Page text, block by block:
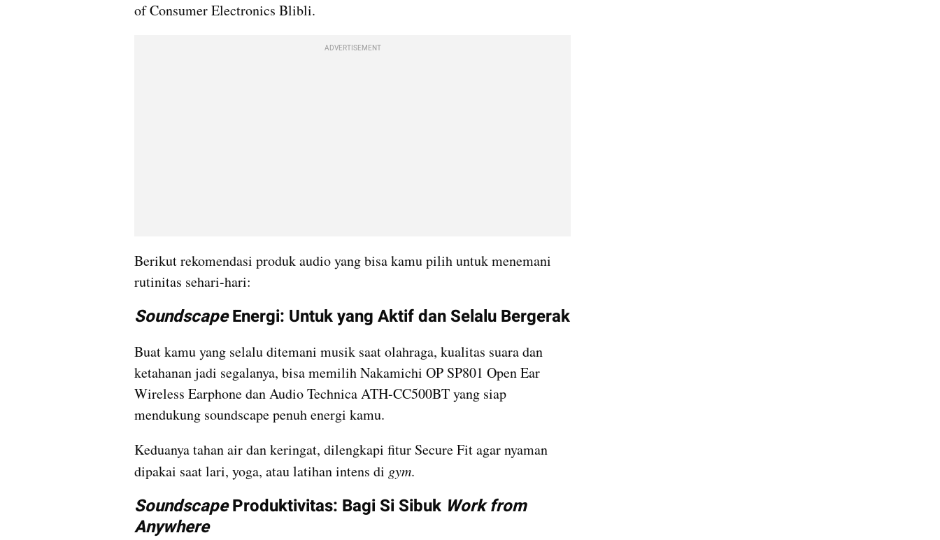
of Consumer Electronics Blibli.
ADVERTISEMENT
Berikut rekomendasi produk audio yang bisa kamu pilih untuk menemani
rutinitas sehari-hari:
Soundscape Energi: Untuk yang Aktif dan Selalu Bergerak
Buat kamu yang selalu ditemani musik saat olahraga, kualitas suara dan
ketahanan jadi segalanya, bisa memilih Nakamichi OP SP801 Open Ear
Wireless Earphone dan Audio Technica ATH-CC500BT yang siap
mendukung soundscape penuh energi kamu.
Keduanya tahan air dan keringat, dilengkapi fitur Secure Fit agar nyaman
dipakai saat lari, yoga, atau latihan intens di gym.
Soundscape Produktivitas: Bagi Si Sibuk Work from
Anywhere